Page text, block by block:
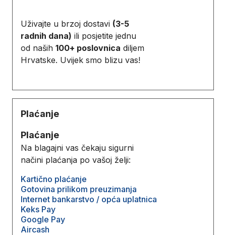
Uživajte u brzoj dostavi (3-5
radnih dana) ili posjetite jednu
od naših 100+ poslovnica diljem
Hrvatske. Uvijek smo blizu vas!
Plaćanje
Plaćanje
Na blagajni vas čekaju sigurni
načini plaćanja po vašoj želji:
Kartično plaćanje
Gotovina prilikom preuzimanja
Internet bankarstvo / opća uplatnica
Keks Pay
Google Pay
Aircash